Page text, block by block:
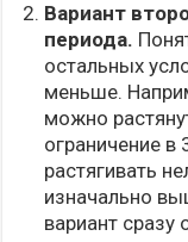
Вариант
периода.
остальных
меньше.
можно
ограничение
растягивать
изначально
вариант сразу